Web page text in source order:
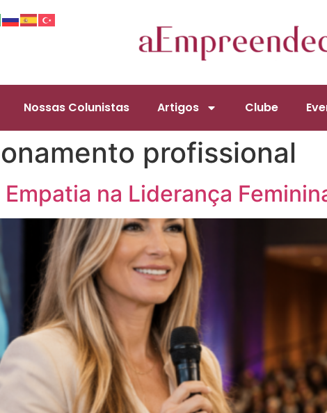
Nossas Colunistas Artigos Clube
profissional
na Liderança